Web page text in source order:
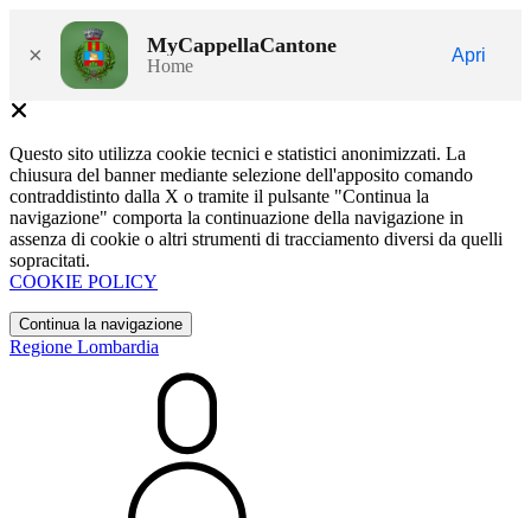
× MyCappellaCantone
Home
Apri
Questo sito utilizza cookie tecnici e statistici anonimizzati. La
chiusura del banner mediante selezione dell'apposito comando
contraddistinto dalla X o tramite il pulsante "Continua la
navigazione" comporta la continuazione della navigazione in
assenza di cookie o altri strumenti di tracciamento diversi da quelli
sopracitati.
COOKIE POLICY
Continua la navigazione
Regione Lombardia